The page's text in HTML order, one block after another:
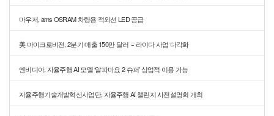
마우저, ams OSRAM 차량용 적외선 LED 공급
美 마이크로비전, 2분기 매출 150만 달러 ··· 라이다 사업 다각화
엔비디아, 자율주행 AI 모델 ‘알파마요 2 슈퍼’ 상업적 이용 가능
자율주행기술개발혁신사업단, 자율주행 AI 챌린지 사전설명회 개최